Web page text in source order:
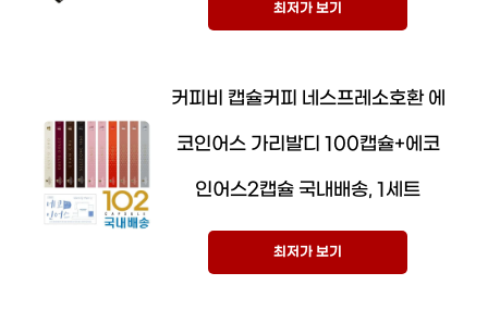
최저가 보기
커피비 캡슐커피 네스프레소호환 에
코인어스 가리발디 100캡슐+에코
인어스2캡슐 국내배송, 1세트
최저가 보기